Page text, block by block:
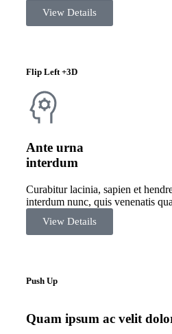
View Details
Flip Left +3D
Ante urna
interdum
Curabitur lacinia, sapien et
interdum nunc, quis venenatis
View Details
Push Up
Quam ipsum ac velit